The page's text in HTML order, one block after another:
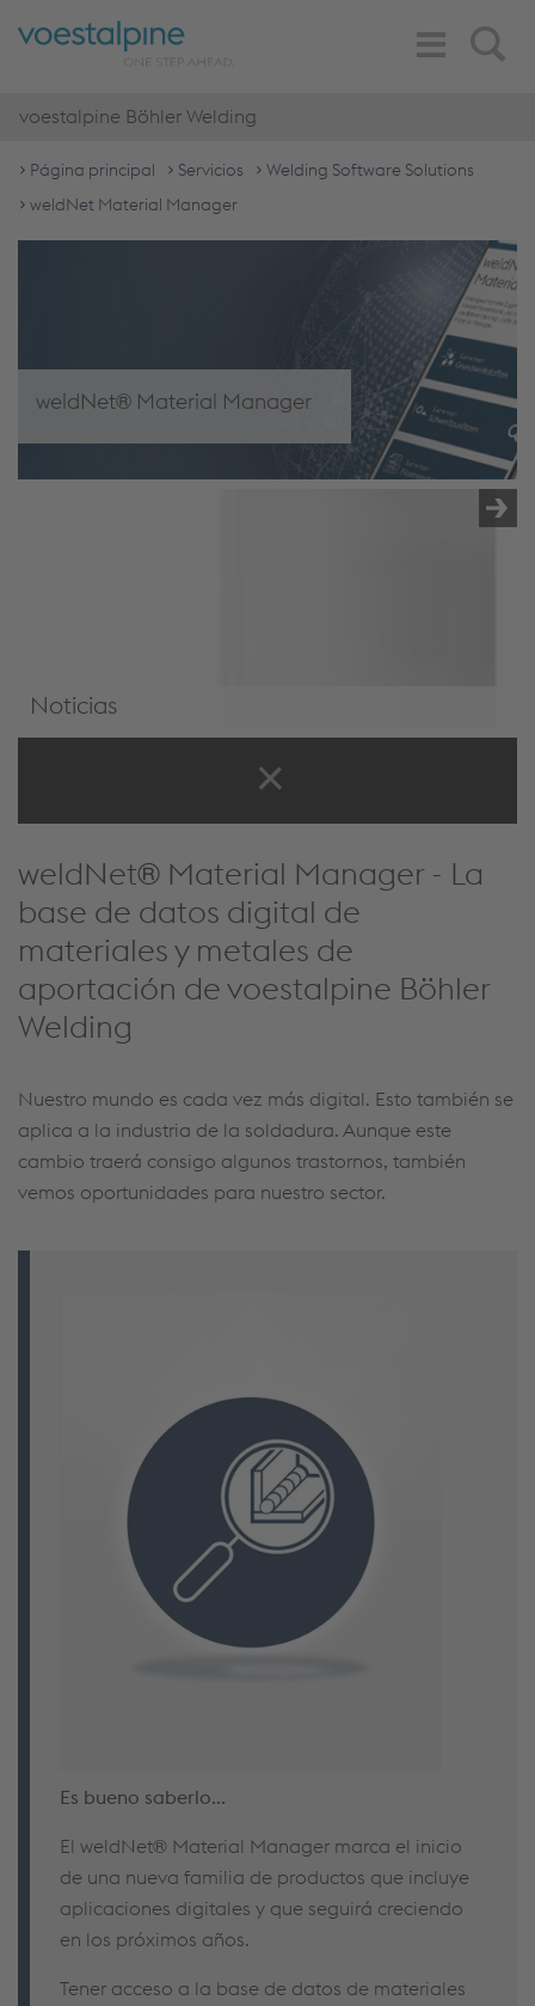
Search
Toggle
Navigation
voestalpine Böhler Welding
Página principal Servicios
Welding Software Solutions
weldNet Material Manager
weldNet® Material Manager
Noticias
weldNet® Material Manager - La
base de datos digital de
materiales y metales de
aportación de voestalpine Böhler
Welding
Nuestro mundo es cada vez más digital. Esto también se
aplica a la industria de la soldadura. Aunque este
cambio traerá consigo algunos trastornos, también
vemos oportunidades para nuestro sector.
Es bueno saberlo...
El weldNet® Material Manager marca el inicio
de una nueva familia de productos que incluye
aplicaciones digitales y que seguirá creciendo
en los próximos años.
Tener acceso a la base de datos de materiales